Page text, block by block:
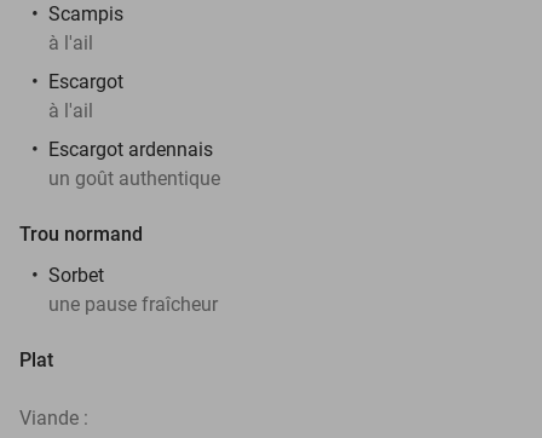
Scampis
à l'ail
Escargot
à l'ail
Escargot ardennais
un goût authentique
Trou normand
Sorbet
une pause fraîcheur
Plat
Viande :